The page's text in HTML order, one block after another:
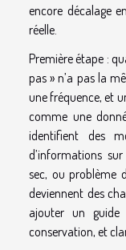
encore décalage
réelle.
Première étape :
pas » n’a pas la
une fréquence, et
comme une
identifient des
d’informations
sec, ou problème
deviennent des
ajouter un guide
conservation, et